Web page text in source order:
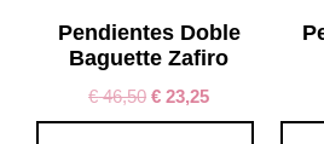
Pendientes Doble
Baguette Zafiro
€46,50 € 23,25